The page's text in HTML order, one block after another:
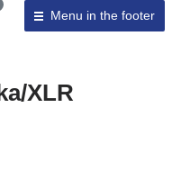
total
Menu in the footer
XLR